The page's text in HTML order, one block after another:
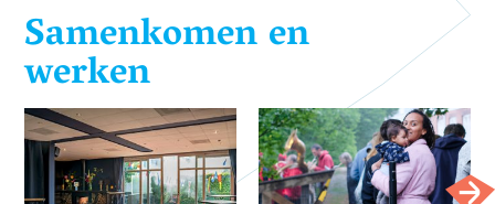
Samenkomen en
werken